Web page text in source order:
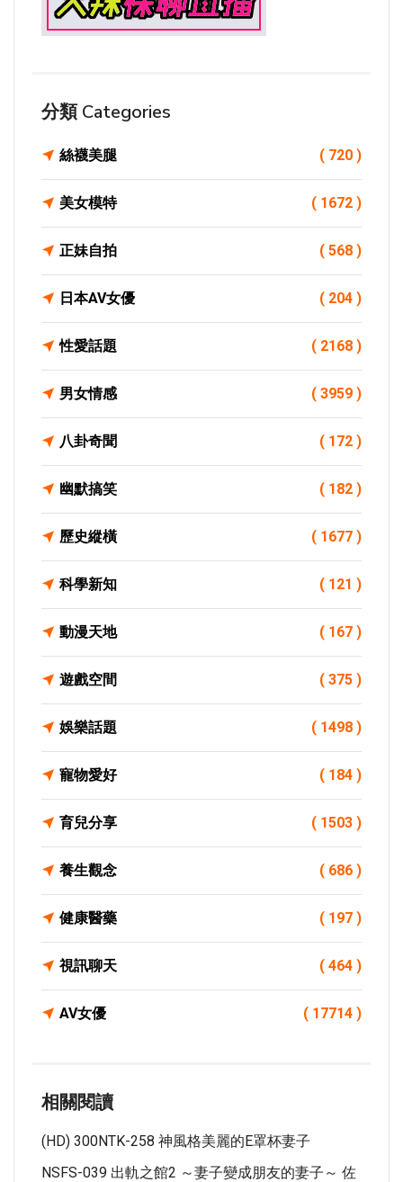
分類 Categories
絲襪美腿 ( 720 )
美女模特 ( 1672 )
正妹自拍 ( 568 )
日本AV女優 ( 204 )
性愛話題 ( 2168 )
男女情感 ( 3959 )
八卦奇聞 ( 172 )
幽默搞笑 ( 182 )
歷史縱橫 ( 1677 )
科學新知 ( 121 )
動漫天地 ( 167 )
遊戲空間 ( 375 )
娛樂話題 ( 1498 )
寵物愛好 ( 184 )
育兒分享 ( 1503 )
養生觀念 ( 686 )
健康醫藥 ( 197 )
視訊聊天 ( 464 )
AV女優 ( 17714 )
相關閱讀
(HD) 300NTK-258 神風格美麗的E罩杯妻子
NSFS-039 出軌之館2 ～妻子變成朋友的妻子～ 佐